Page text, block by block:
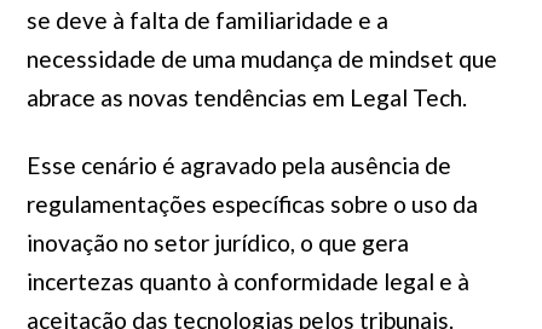
se deve à falta de familiaridade e a
necessidade de uma mudança de mindset que
abrace as novas tendências em Legal Tech.
Esse cenário é agravado pela ausência de
regulamentações específicas sobre o uso da
inovação no setor jurídico, o que gera
incertezas quanto à conformidade legal e à
aceitação das tecnologias pelos tribunais.